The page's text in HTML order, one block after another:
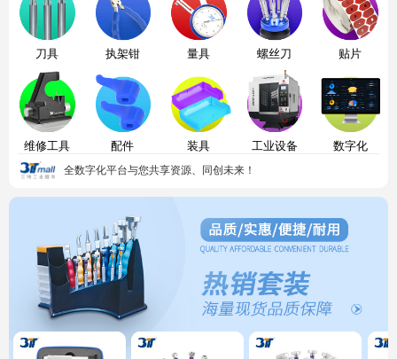
刀具 执架钳 量具 螺丝刀 贴片
维修工具 配件 装具 工业设备 数字化
全数字化平台与您共享资源、同创未来！